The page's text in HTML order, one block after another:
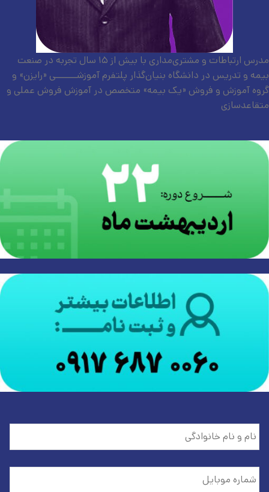
مدرس ارتباطات و مشتری‌مداری با بیش از ۱۵ سال تجربه در صنعت
بیمه و تدریس در دانشگاه بنیان‌گذار پلتفرم آموزشـــــــی «رایزن» و
گروه آموزش و فروش «یک بیمه» متخصص در آموزش فروش عملی و
متقاعدسازی